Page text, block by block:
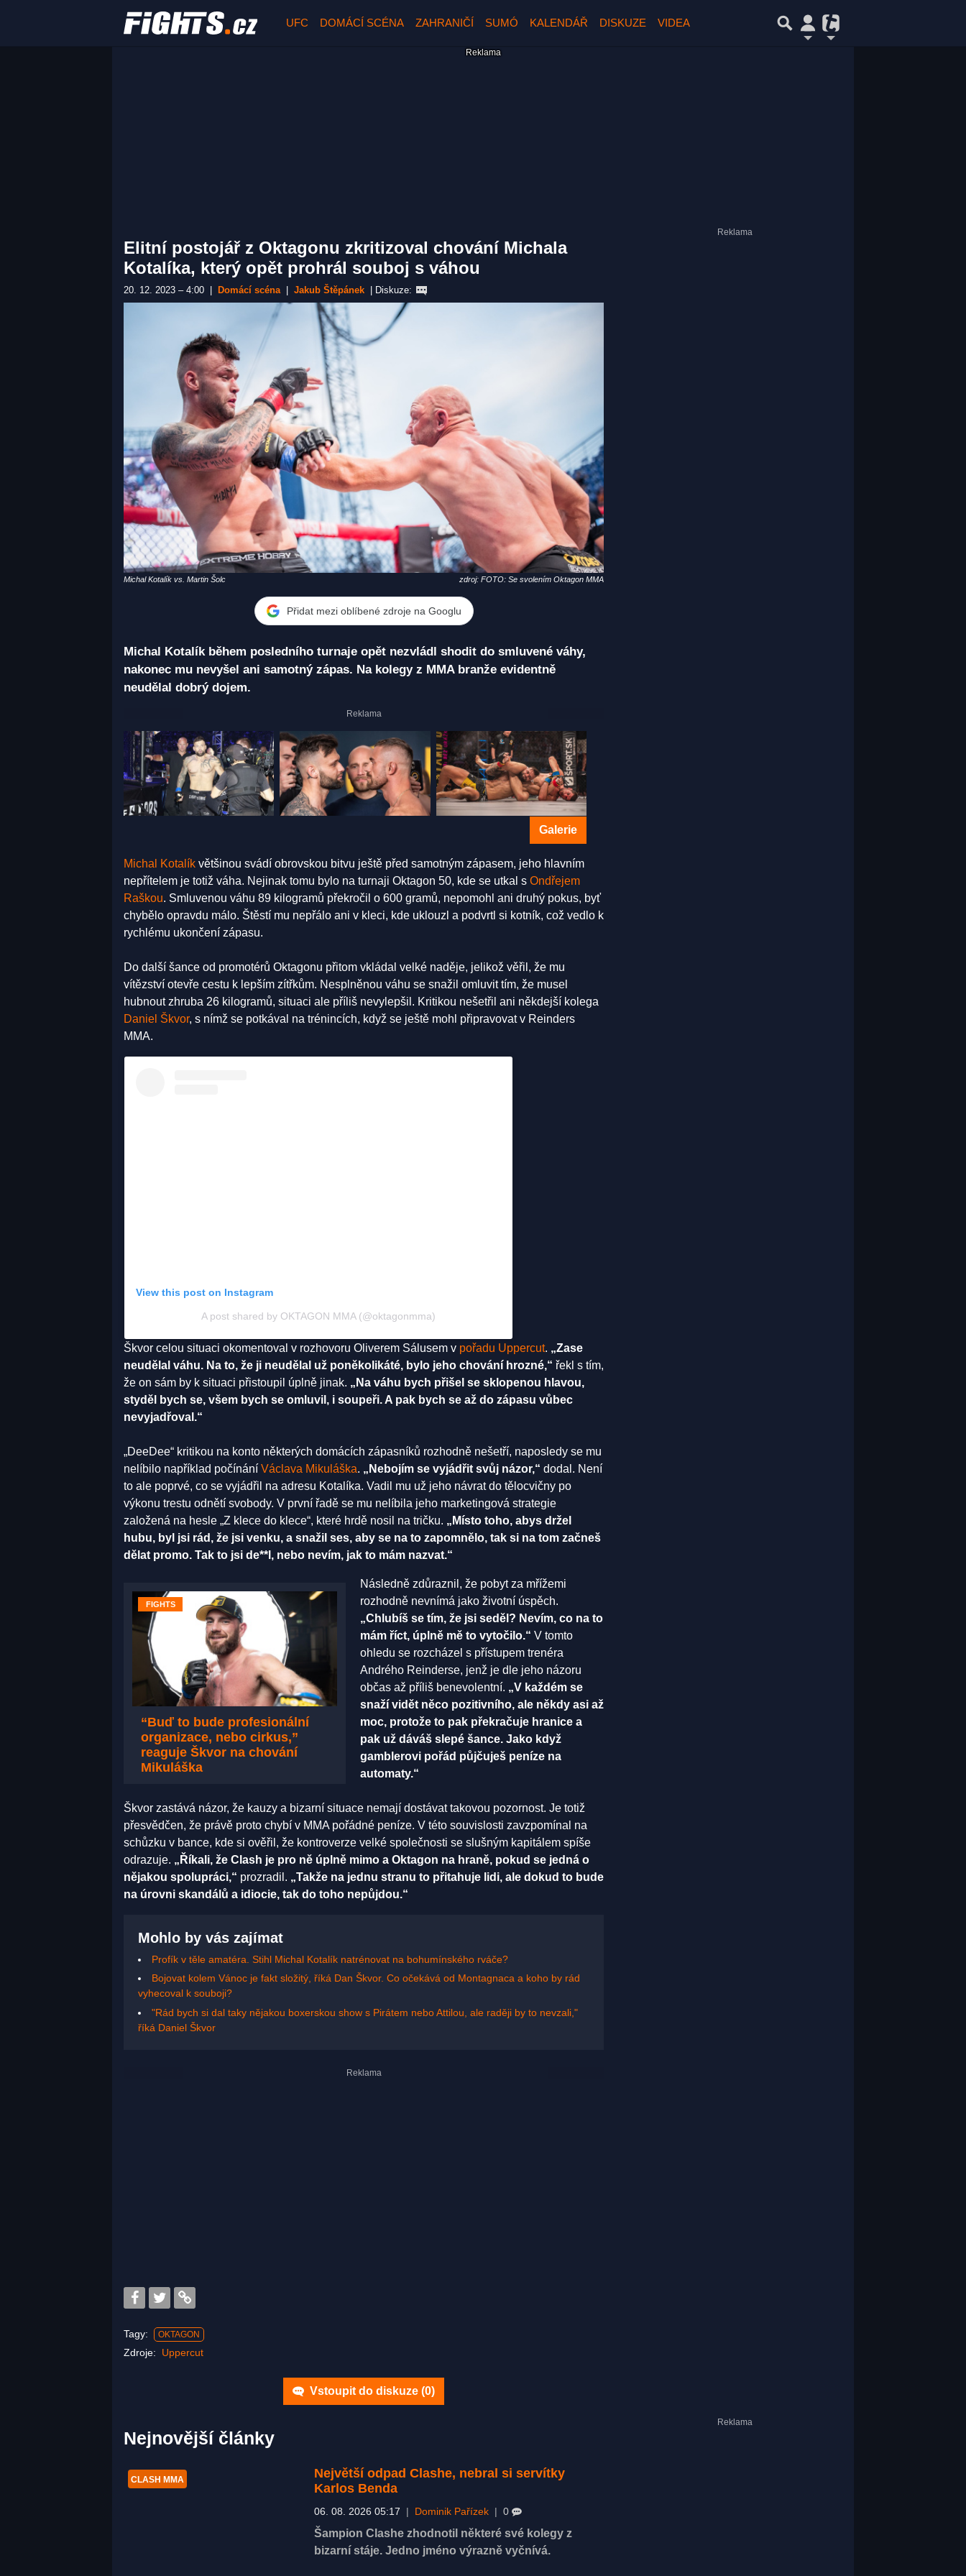
UFC DOMÁCÍ SCÉNA ZAHRANIČÍ SUMÓ KALENDÁŘ DISKUZE VIDEA
Elitní postojář z Oktagonu zkritizoval chování Michala
Kotalíka, který opět prohrál souboj s váhou
20. 12. 2023 – 4:00 Domácí scéna Jakub Štěpánek Diskuze:
Michal Kotalík vs. Martin Šolc zdroj: FOTO: Se svolením Oktagon MMA
Přidat mezi oblíbené zdroje na Googlu
Michal Kotalík během posledního turnaje opět nezvládl shodit do smluvené váhy,
nakonec mu nevyšel ani samotný zápas. Na kolegy z MMA branže evidentně
neudělal dobrý dojem.
Galerie
Michal Kotalík většinou svádí obrovskou bitvu ještě před samotným zápasem, jeho hlavním
nepřítelem je totiž váha. Nejinak tomu bylo na turnaji Oktagon 50, kde se utkal s Ondřejem
Raškou. Smluvenou váhu 89 kilogramů překročil o 600 gramů, nepomohl ani druhý pokus, byť
chybělo opravdu málo. Štěstí mu nepřálo ani v kleci, kde uklouzl a podvrtl si kotník, což vedlo k
rychlému ukončení zápasu.
Do další šance od promotérů Oktagonu přitom vkládal velké naděje, jelikož věřil, že mu
vítězství otevře cestu k lepším zítřkům. Nesplněnou váhu se snažil omluvit tím, že musel
hubnout zhruba 26 kilogramů, situaci ale příliš nevylepšil. Kritikou nešetřil ani někdejší kolega
Daniel Škvor, s nímž se potkával na trénincích, když se ještě mohl připravovat v Reinders
MMA.
View this post on Instagram
A post shared by OKTAGON MMA (@oktagonmma)
Škvor celou situaci okomentoval v rozhovoru Oliverem Sálusem v pořadu Uppercut. „Zase
neudělal váhu. Na to, že ji neudělal už poněkolikáté, bylo jeho chování hrozné,“ řekl s tím,
že on sám by k situaci přistoupil úplně jinak. „Na váhu bych přišel se sklopenou hlavou,
styděl bych se, všem bych se omluvil, i soupeři. A pak bych se až do zápasu vůbec
nevyjadřoval.“
„DeeDee“ kritikou na konto některých domácích zápasníků rozhodně nešetří, naposledy se mu
nelíbilo například počínání Václava Mikuláška. „Nebojím se vyjádřit svůj názor,“ dodal. Není
to ale poprvé, co se vyjádřil na adresu Kotalíka. Vadil mu už jeho návrat do tělocvičny po
výkonu trestu odnětí svobody. V první řadě se mu nelíbila jeho marketingová strategie
založená na hesle „Z klece do klece“, které hrdě nosil na tričku. „Místo toho, abys držel
hubu, byl jsi rád, že jsi venku, a snažil ses, aby se na to zapomnělo, tak si na tom začneš
dělat promo. Tak to jsi de**l, nebo nevím, jak to mám nazvat.“
FIGHTS
“Buď to bude profesionální
organizace, nebo cirkus,”
reaguje Škvor na chování
Mikuláška
Následně zdůraznil, že pobyt za mřížemi
rozhodně nevnímá jako životní úspěch.
„Chlubíš se tím, že jsi seděl? Nevím, co na to
mám říct, úplně mě to vytočilo.“ V tomto
ohledu se rozcházel s přístupem trenéra
Andrého Reinderse, jenž je dle jeho názoru
občas až příliš benevolentní. „V každém se
snaží vidět něco pozitivního, ale někdy asi až
moc, protože to pak překračuje hranice a
pak už dáváš slepé šance. Jako když
gamblerovi pořád půjčuješ peníze na
automaty.“
Škvor zastává názor, že kauzy a bizarní situace nemají dostávat takovou pozornost. Je totiž
přesvědčen, že právě proto chybí v MMA pořádné peníze. V této souvislosti zavzpomínal na
schůzku v bance, kde si ověřil, že kontroverze velké společnosti se slušným kapitálem spíše
odrazuje. „Říkali, že Clash je pro ně úplně mimo a Oktagon na hraně, pokud se jedná o
nějakou spolupráci,“ prozradil. „Takže na jednu stranu to přitahuje lidi, ale dokud to bude
na úrovni skandálů a idiocie, tak do toho nepůjdou.“
Mohlo by vás zajímat
Profík v těle amatéra. Stihl Michal Kotalík natrénovat na bohumínského rváče?
Bojovat kolem Vánoc je fakt složitý, říká Dan Škvor. Co očekává od Montagnaca a koho by rád
vyhecoval k souboji?
"Rád bych si dal taky nějakou boxerskou show s Pirátem nebo Attilou, ale raději by to nevzali,"
říká Daniel Škvor
Tagy: OKTAGON
Zdroje: Uppercut
Vstoupit do diskuze (0)
Nejnovější články
CLASH MMA
Největší odpad Clashe, nebral si servítky
Karlos Benda
06. 08. 2026 05:17 Dominik Pařízek 0
Šampion Clashe zhodnotil některé své kolegy z
bizarní stáje. Jedno jméno výrazně vyčnívá.